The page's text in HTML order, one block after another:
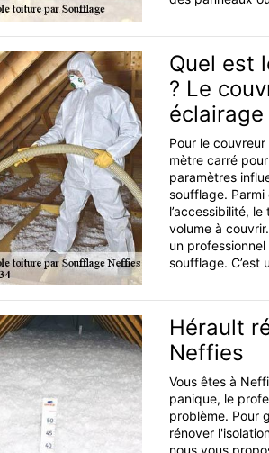
Quel est
? Le
éclairage
Pour le
mètre carré
paramètres
soufflage.
l’accessibilité,
volume à
un
soufflage. C’est
Hérault
Neffies
Vous êtes à
panique, le
problème. Pour
rénover